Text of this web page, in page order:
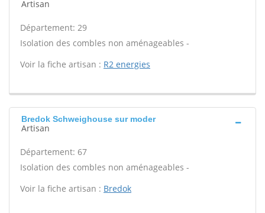
Artisan
Département: 29
Isolation des combles non aménageables -
Voir la fiche artisan : R2 energies
Bredok Schweighouse sur moder
Artisan
Département: 67
Isolation des combles non aménageables -
Voir la fiche artisan : Bredok